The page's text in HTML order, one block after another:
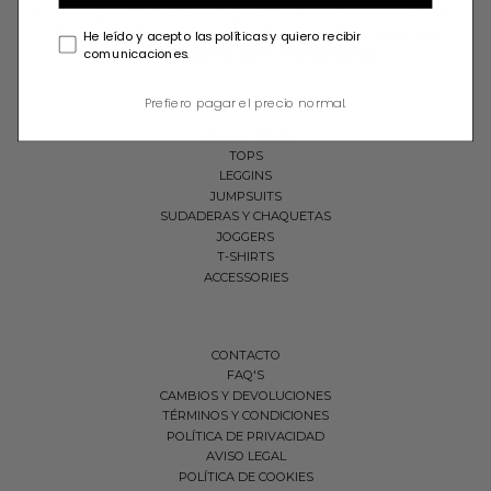
EQUILIBRIO. PRENDAS QUE VAN MÁS ALLÁ DE LAS
TEMPORADAS Y QUE TE RECUERDAN CADA DÍA
QUECUIDARTE ESTU PRIORIDAD
TOPS
LEGGINS
JUMPSUITS
SUDADERAS Y CHAQUETAS
JOGGERS
T-SHIRTS
ACCESSORIES
CONTACTO
FAQ'S
CAMBIOS Y DEVOLUCIONES
TÉRMINOS Y CONDICIONES
POLÍTICA DE PRIVACIDAD
AVISO LEGAL
POLÍTICA DE COOKIES
He leído y acepto las políticas y quiero recibir
comunicaciones.
Prefiero pagar el precio normal.